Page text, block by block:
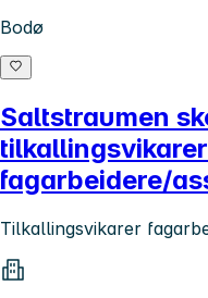
Bodø
Saltstraumen
tilkallingsvikarer
fagarbeidere/
Tilkallingsvikarer